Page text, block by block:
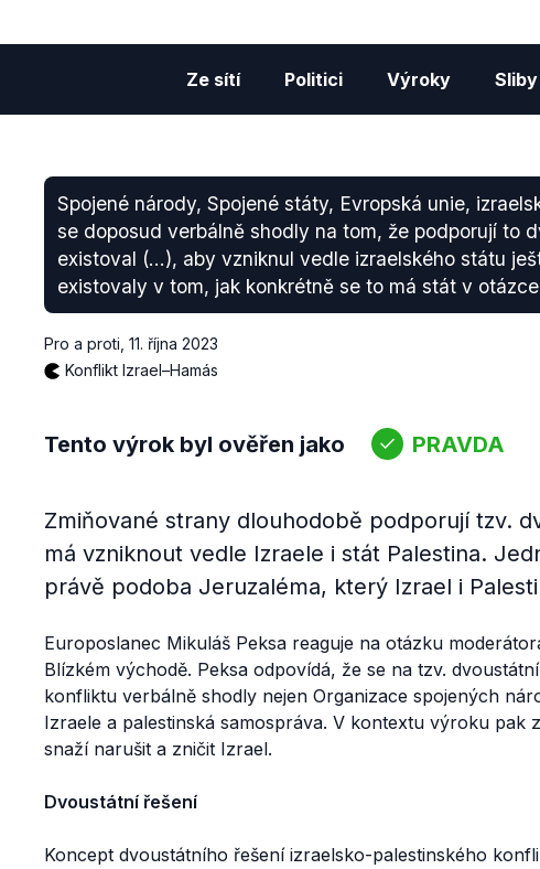
Ze sítí Politici Výroky Sliby
Spojené národy, Spojené státy, Evropská unie,
se doposud verbálně shodly na tom, že podporují to
existoval (…), aby vzniknul vedle izraelského státu
existovaly v tom, jak konkrétně se to má stát v
Pro a proti 11. října 2023
Konflikt Izrael–Hamás
Tento výrok byl ověřen jako PRAVDA
Zmiňované strany dlouhodobě podporují tzv.
má vzniknout vedle Izraele i stát Palestina.
právě podoba Jeruzaléma, který Izrael i
Europoslanec Mikuláš Peksa reaguje na otázku
Blízkém východě. Peksa odpovídá, že se na tzv.
konfliktu verbálně shodly nejen Organizace spojených
Izraele a palestinská samospráva. V kontextu výroku pak
snaží narušit a zničit Izrael.
Dvoustátní řešení
Koncept dvoustátního řešení izraelsko-palestinského